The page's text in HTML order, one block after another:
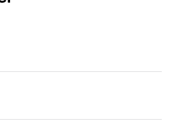
だき、ご本人による申請であることを確認した
が、お客様の資産保護のための対応となります